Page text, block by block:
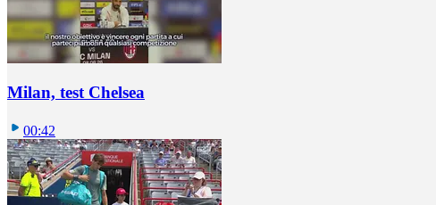
Milan, test Chelsea
00:42